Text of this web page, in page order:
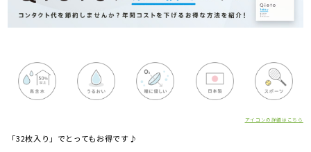
アイコンの詳細はこちら
「32枚入り」でとってもお得です♪